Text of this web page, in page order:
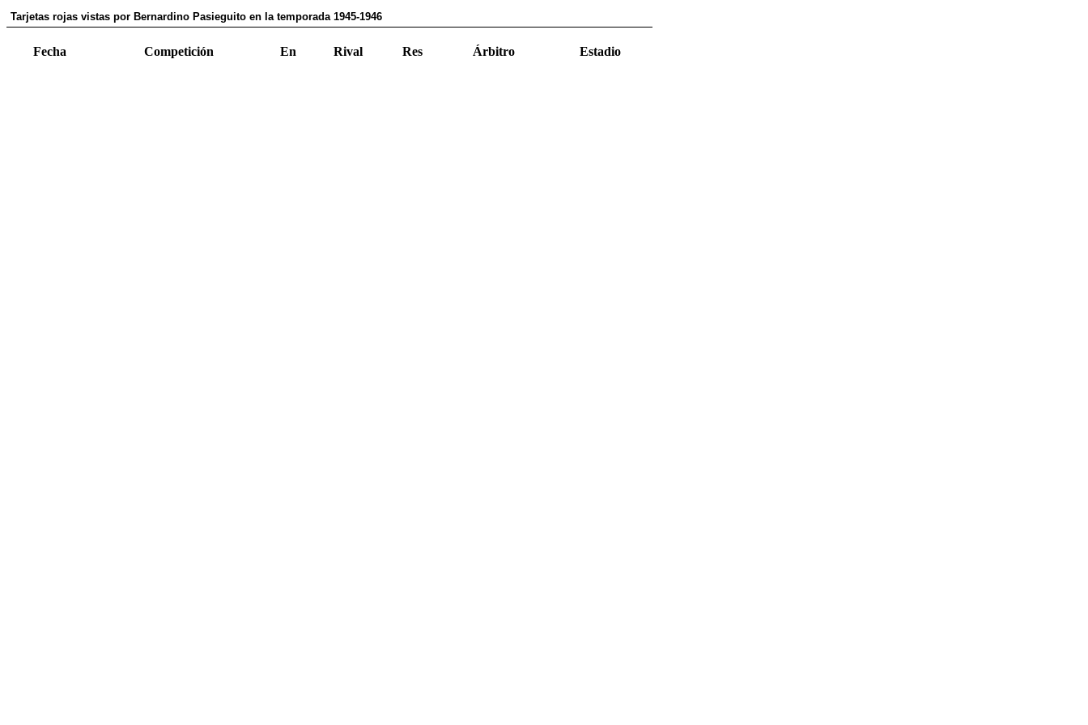
Tarjetas rojas vistas por Bernardino Pasieguito en la temporada 1945-1946
Fecha Competición En Rival Res Árbitro Estadio